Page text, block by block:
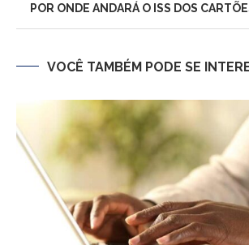
POR ONDE ANDARÁ O ISS DOS
VOCÊ TAMBÉM PODE SE